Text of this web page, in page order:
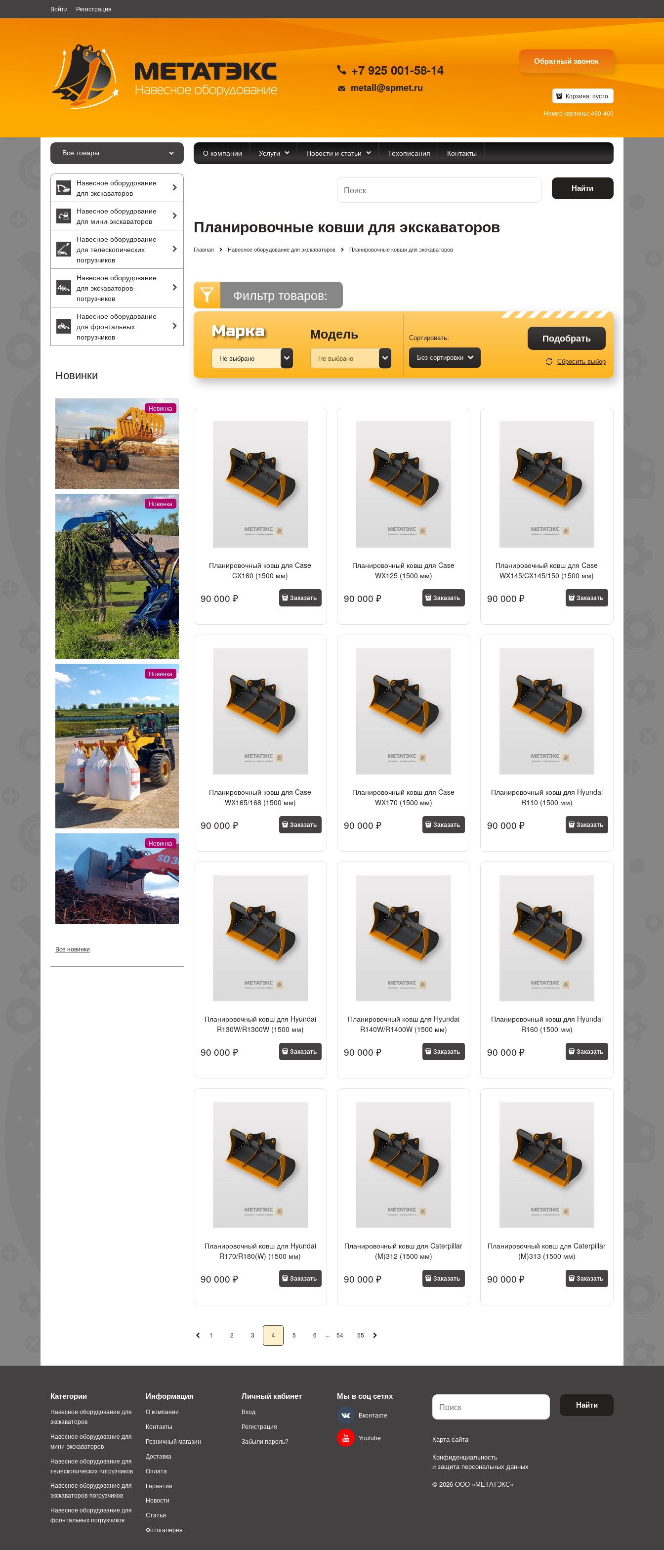
Войти Регистрация
+7 925 001-58-14
metall@spmet.ru
Обратный звонок
Корзина:пусто
Номер корзины: 490-460
Все товары О компании Услуги Новости и статьи Техописания Контакты
Навесное оборудование
для экскаваторов
Навесное оборудование
для мини-экскаваторов
Навесное оборудование
для телескопических
погрузчиков
Навесное оборудование
для экскаваторов-
погрузчиков
Навесное оборудование
для фронтальных
погрузчиков
Новинки
Новинка
Новинка
Новинка
Новинка
Все новинки
Найти
Планировочные ковши для экскаваторов
Главная Навесное оборудование для экскаваторов Планировочные ковши для экскаваторов
Фильтр товаров:
Марка Модель Сортировать:
Без сортировки
Подобрать
Сбросить выбор
Планировочный ковш для Case
CX160 (1500 мм)
90 000 ₽ Заказать
Планировочный ковш для Case
WX125 (1500 мм)
90 000 ₽ Заказать
Планировочный ковш для Case
WX145/CX145/150 (1500 мм)
90 000 ₽ Заказать
Планировочный ковш для Case
WX165/168 (1500 мм)
90 000 ₽ Заказать
Планировочный ковш для Case
WX170 (1500 мм)
90 000 ₽ Заказать
Планировочный ковш для Hyundai
R110 (1500 мм)
90 000 ₽ Заказать
Планировочный ковш для Hyundai
R130W/R1300W (1500 мм)
90 000 ₽ Заказать
Планировочный ковш для Hyundai
R140W/R1400W (1500 мм)
90 000 ₽ Заказать
Планировочный ковш для Hyundai
R160 (1500 мм)
90 000 ₽ Заказать
Планировочный ковш для Hyundai
R170/R180(W) (1500 мм)
90 000 ₽ Заказать
Планировочный ковш для Caterpillar
(M)312 (1500 мм)
90 000 ₽ Заказать
Планировочный ковш для Caterpillar
(M)313 (1500 мм)
90 000 ₽ Заказать
1 2 3 4 5 6 ... 54 55
Категории
Навесное оборудование для
экскаваторов
Навесное оборудование для
мини-экскаваторов
Навесное оборудование для
телескопических погрузчиков
Навесное оборудование для
экскаваторов-погрузчиков
Навесное оборудование для
фронтальных погрузчиков
Информация
О компании
Контакты
Розничный магазин
Доставка
Оплата
Гарантии
Новости
Статьи
Фотогалерея
Личный кабинет
Вход
Регистрация
Забыли пароль?
Мы в соц сетях
Вконтакте
Youtube
Найти
Карта сайта
Конфиденциальность
и защита персональных данных
© 2026 ООО «МЕТАТЭКС»